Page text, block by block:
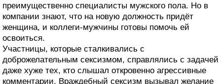
преимущественно специалисты мужского пола. Но в
компании знают, что на новую должность придёт
женщина, и коллеги‑мужчины готовы помочь ей
освоиться.
Участницы, которые сталкивались с
доброжелательным сексизмом, справлялись с задачей
даже хуже тех, кто слышал откровенно агрессивные
комментарии. Враждебный сексизм вызывал желание